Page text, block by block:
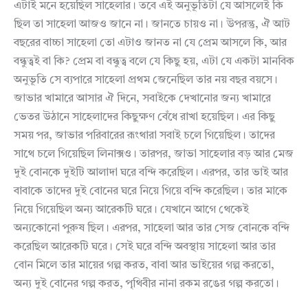
এটাই মনে হয়েছিল সাহেলার। তবে এই অনুভূতিটা যে আসলেই কি
ছিল তা সাহেলা আজও জানে না। জানতে চায়ও না। উপরন্তু, ঐ আট
বছরের বাচ্চা সাহেলা তো এটাও জানত না যে প্রেম আসলে কি, আর
বন্ধুত্বই বা কি? প্রেম বা বন্ধুত্ব বলে যে কিছু হয়, এটা যে একটা মানবিক
অনুভূতি সে ব্যপারে সাহেলা প্রথম জেনেছিল তার নয় বছর বয়সে।
জাভার খামারে আসার ঐ দিনে, সবাইকে দেখানোর জন্য খামারে
ভেতর উঠানে সাহেলাদের কিছুক্ষণ বেঁধে রাখা হয়েছিল। এর কিছু
সময় পর, জাভার পরিবারের রূংথারা সবাই চলে গিয়েছিল। তাদের
সাথে চলে গিয়েছিল লিনাক্সও। তারপর, জাভা সাহেলার বড় আর মেজ
দুই বোনকে দুইটি আলাদা ঘরে বন্দি করেছিল। এরপর, তার ভাই আর
বাবাকে তাদের দুই বোনের ঘরে নিয়ে গিয়ে বন্দি করেছিল। তার মাকে
নিয়ে গিয়েছিল অন্য আরেকটি ঘরে। যেখানে আগে থেকেই
অন্যকোনো পুরুষ ছিল। এরপর, সাহেলা আর তার সেজ বোনকে বন্দি
করেছিল আরেকটি ঘরে। সেই ঘরে বন্দি অবস্থায় সাহেলা আর তার
বোন মিলে তার মায়ের গল্প করত, বাবা আর ভাইয়ের গল্প করতো,
অন্য দুই বোনের গল্প করত, পৃথিবীর নানা রকম রঙের গল্প করতো।